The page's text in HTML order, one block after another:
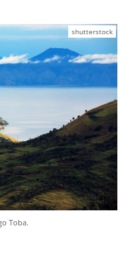
shutterstock
Toba.